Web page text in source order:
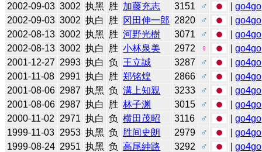
2002-09-03 3002 执黑 胜 加藤充志 3151 ♂ |go4go
2002-09-03 3002 执白 胜 冈田伸一郎 2820 ♂ |go4go
2002-08-13 3002 执黑 胜 河野光樹 3071 ♂ |go4go
2002-08-13 3002 执白 胜 小林泉美 2972 ♀ |go4go
2001-12-27 2993 执白 负 王立誠 3287 ♂ |go4go
2001-11-08 2991 执白 胜 郑铭煌 2866 ♂ |go4go
2001-08-06 2987 执黑 负 溝上知親 3233 ♂ |go4go
2001-08-06 2987 执白 胜 林子渊 3015 ♂ |go4go
2000-11-02
2971 执白 负 横田茂昭 3116 ♂ |go4go
1999-11-03 2953 执黑 负 胜间史朗 2979 ♂ |go4go
1999-08-24 2951 执黑 负 高尾紳路 3292 ♂ |go4go